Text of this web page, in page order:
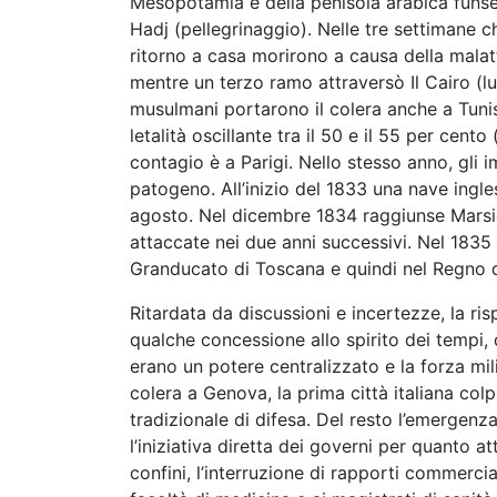
Hadj (pellegrinaggio). Nelle tre settimane
ritorno a casa morirono a causa della
mentre un terzo ramo attraversò Il Cairo
musulmani portarono il colera anche a
letalità oscillante tra il 50 e il 55 per cento
contagio è a Parigi. Nello stesso anno, gli
patogeno. All’inizio del 1833 una nave
agosto. Nel dicembre 1834 raggiunse
attaccate nei due anni successivi. Nel
Granducato di Toscana e quindi nel
Ritardata da discussioni e incertezze, la
qualche concessione allo spirito dei
erano un potere centralizzato e la forza
colera a Genova, la prima città italiana
tradizionale di difesa. Del resto
l’iniziativa diretta dei governi per quanto
confini, l’interruzione di rapporti